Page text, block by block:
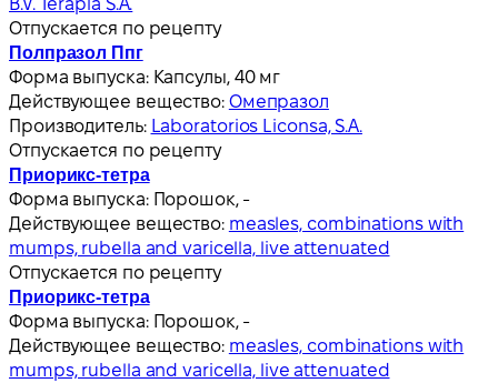
Отпускается по рецепту
Полпразол Ппг
Форма выпуска: Капсулы, 40 мг
Действующее вещество: Омепразол
Производитель: Laboratorios Liconsa, S.A.
Отпускается по рецепту
Приорикс-тетра
Форма выпуска: Порошок, -
Действующее вещество: measles, combinations with
mumps, rubella and varicella, live attenuated
Отпускается по рецепту
Приорикс-тетра
Форма выпуска: Порошок, -
Действующее вещество: measles, combinations with
mumps, rubella and varicella, live attenuated